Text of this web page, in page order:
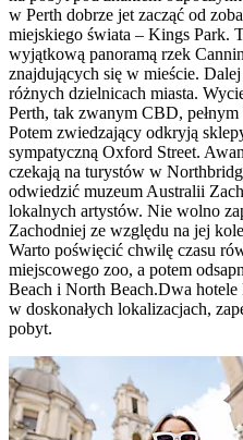
w Perth dobrze jet zacząć od
miejskiego świata – Kings Park.
wyjątkową panoramą rzek
znajdujących się w mieście.
różnych dzielnicach miasta.
Perth, tak zwanym CBD,
Potem zwiedzający odkryją
sympatyczną Oxford Street.
czekają na turystów w
odwiedzić muzeum Australii
lokalnych artystów. Nie wolno
Zachodniej ze względu na jej
Warto poświęcić chwilę czasu
miejscowego zoo, a potem
Beach i North Beach.Dwa
w doskonałych lokalizacjach,
pobyt.